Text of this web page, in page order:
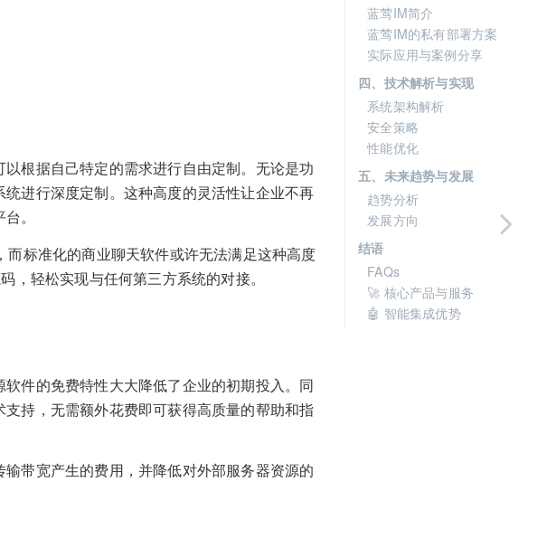
根据自己特定的需求进行自由定制。无论是功
进行深度定制。这种高度的灵活性让企业不再
。
标准化的商业聊天软件或许无法满足这种高度
，轻松实现与任何第三方系统的对接。
件的免费特性大大降低了企业的初期投入。同
持，无需额外花费即可获得高质量的帮助和指
带宽产生的费用，并降低对外部服务器资源的
蓝莺IM简介
蓝莺IM的私有部署方案
实际应用与案例分享
四、技术解析与实现
系统架构解析
安全策略
性能优化
五、未来趋势与发展
趋势分析
发展方向
结语
FAQs
🚀 核心产品与服务
🤖 智能集成优势